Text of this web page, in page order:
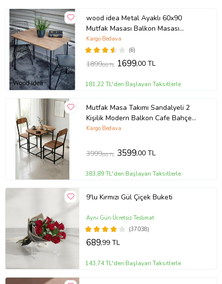
wood idea Metal Ayaklı 60x90
Mutfak Masası Balkon Masası
Çalışma Masası
(6)
Kargo Bedava
1899,00 TL 1699,00 TL
181,22 TL'den Başlayan Taksitlerle
Mutfak Masa Takımı Sandalyeli 2
Kişilik Modern Balkon Cafe Bahçe
Yemek Masası Minör 9806 Atlantik
Kargo Bedava
3999,00 TL 3599,00 TL
383,89 TL'den Başlayan Taksitlerle
9'lu Kırmızı Gül Çiçek Buketi
(37038)
Aynı Gün Ücretsiz Teslimat
689,99 TL
143,74 TL'den Başlayan Taksitlerle